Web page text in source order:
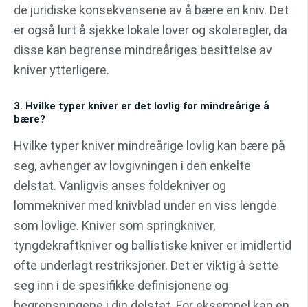
de juridiske konsekvensene av å bære en kniv. Det
er også lurt å sjekke lokale lover og skoleregler, da
disse kan begrense mindreåriges besittelse av
kniver ytterligere.
3. Hvilke typer kniver er det lovlig for mindreårige å
bære?
Hvilke typer kniver mindreårige lovlig kan bære på
seg, avhenger av lovgivningen i den enkelte
delstat. Vanligvis anses foldekniver og
lommekniver med knivblad under en viss lengde
som lovlige. Kniver som springkniver,
tyngdekraftkniver og ballistiske kniver er imidlertid
ofte underlagt restriksjoner. Det er viktig å sette
seg inn i de spesifikke definisjonene og